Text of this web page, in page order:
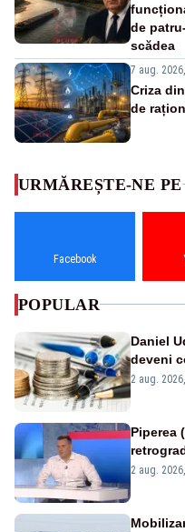
de
scădea
7 aug.
Criza
de
URMĂREȘTE-NE PE
Facebook
POPULAR
Daniel
deveni
viitoare?
2 aug.
Piperea
2 aug.